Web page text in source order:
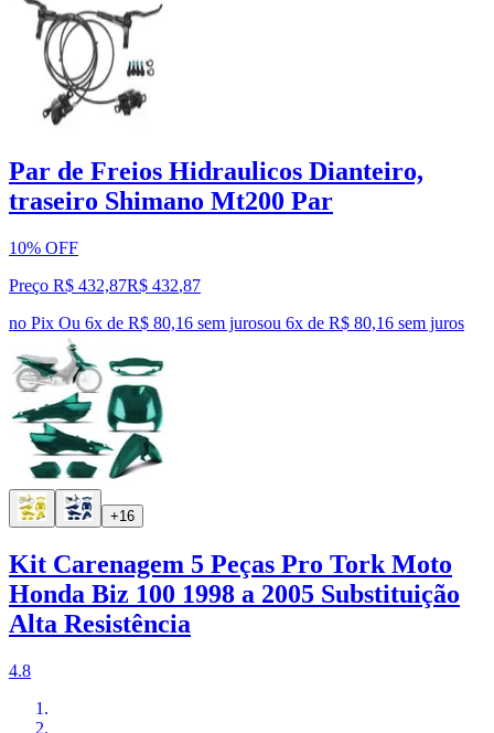
Par de Freios Hidraulicos Dianteiro,
traseiro Shimano Mt200 Par
10% OFF
Preço R$ 432,87R$ 432,87
no Pix Ou 6x de R$ 80,16 sem jurosou 6x de R$ 80,16 sem juros
+16
Kit Carenagem 5 Peças Pro Tork Moto
Honda Biz 100 1998 a 2005 Substituição
Alta Resistência
4.8